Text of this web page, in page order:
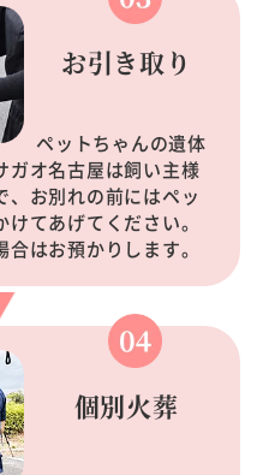
お引き取り
ペットちゃんの遺体
ガオ名古屋は飼い主様
、お別れの前にはペッ
てあげてください。
はお預かりします。
個別火葬